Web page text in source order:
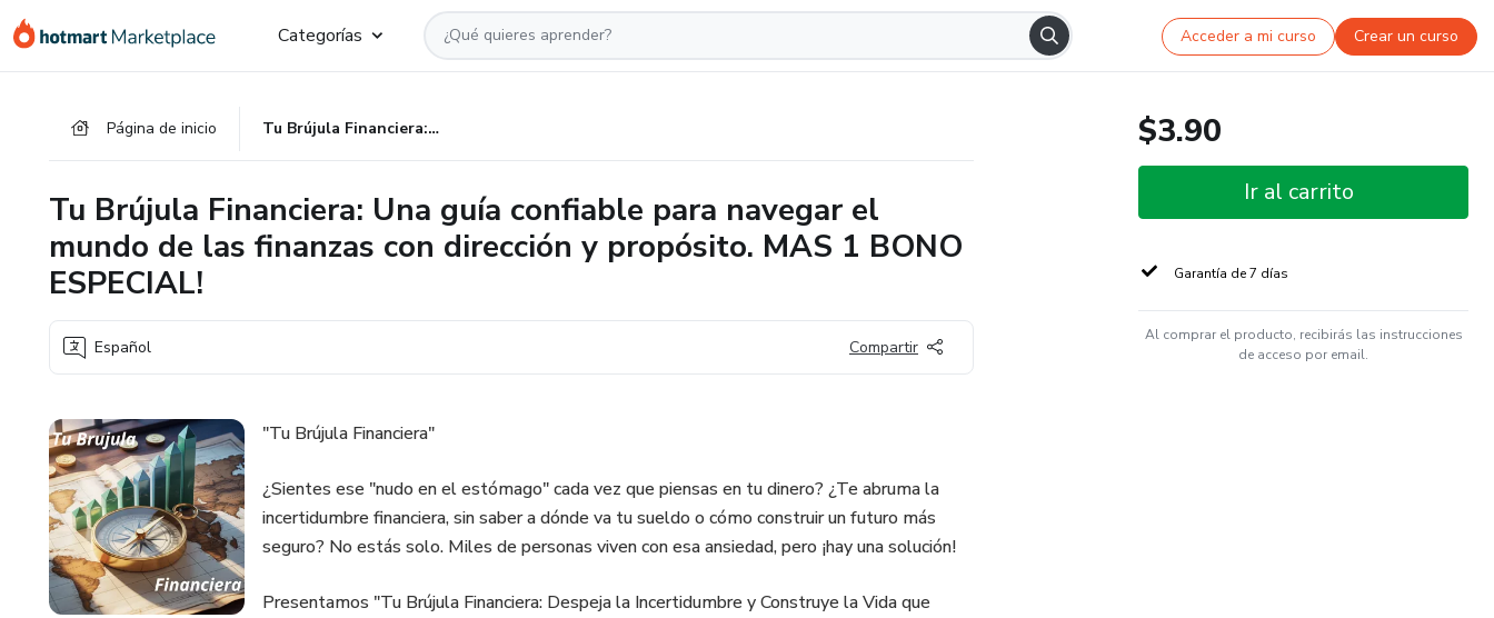
Categorías Acceder a mi curso Crear un curso
Página de inicio Tu Brújula Financiera: Una guía confiable para navegar el mundo de las finanzas con dirección y propósito. MAS 1 BONO ESPECIAL!
Tu Brújula Financiera: Una guía confiable para navegar el
mundo de las finanzas con dirección y propósito. MAS 1 BONO
ESPECIAL!
Español Compartir
"Tu Brújula Financiera"
¿Sientes ese "nudo en el estómago" cada vez que piensas en tu dinero? ¿Te abruma la
incertidumbre financiera, sin saber a dónde va tu sueldo o cómo construir un futuro más
seguro? No estás solo. Miles de personas viven con esa ansiedad, pero ¡hay una solución!
Presentamos "Tu Brújula Financiera: Despeja la Incertidumbre y Construye la Vida que
$3.90
Ir al carrito
Garantía de 7 días
Al comprar el producto, recibirás las instrucciones
de acceso por email.